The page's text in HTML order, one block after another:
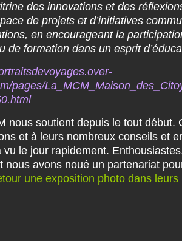
des innovations et des
de projets et d’initiatives
en encourageant la
de formation dans un esprit
pages/
nous soutient depuis le tout début.
et à leurs nombreux conseils et
vu le jour rapidement.
nous avons noué un partenariat
une exposition photo dans